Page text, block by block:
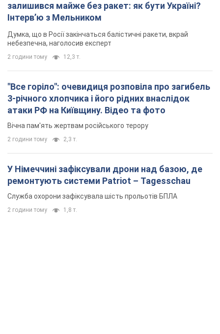
залишився майже без ракет: як бути Україні?
Інтерв’ю з Мельником
Думка, що в Росії закінчаться балістичні ракети, вкрай
небезпечна, наголосив експерт
2 години тому 12,3 т.
"Все горіло": очевидиця розповіла про загибель
3-річного хлопчика і його рідних внаслідок
атаки РФ на Київщину. Відео та фото
Вічна пам'ять жертвам російського терору
2 години тому 2,3 т.
У Німеччині зафіксували дрони над базою, де
ремонтують системи Patriot – Tagesschau
Служба охорони зафіксувала шість прольотів БПЛА
2 години тому 1,8 т.